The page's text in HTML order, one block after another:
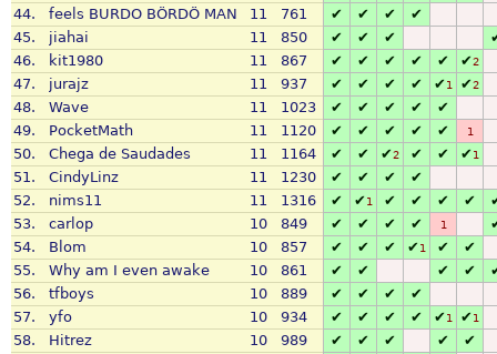
44.
feels BURDO BÖRDÖ MAN 11 761 ✔ ✔ ✔
✔
45.
jiahai 11 850 ✔ ✔ ✔
46.
kit1980 11 867 ✔ ✔ ✔ ✔ ✔ ✔2
47. jurajz 11 937 ✔ ✔ ✔ ✔ ✔1 ✔2
48. Wave 11 1023 ✔ ✔ ✔ ✔
✔
49.
PocketMath 11 1120 ✔ ✔ ✔ ✔ ✔ 1
50. Chega de Saudades 11 1164 ✔ ✔ ✔2 ✔ ✔ ✔1
51. CindyLinz 11 1230 ✔ ✔ ✔
✔
52.
nims11 11 1316 ✔ ✔1 ✔ ✔ ✔ ✔
53.
carlop 10 849 ✔ ✔ ✔ ✔ 1
54.
Blom 10 857 ✔ ✔ ✔ ✔1 ✔
✔
55.
Why am I even awake 10 861 ✔ ✔ ✔ ✔
56.
tfboys 10 889 ✔ ✔ ✔
✔
57.
yfo 10 934 ✔ ✔ ✔ ✔ ✔1 ✔1
58. Hitrez 10 989 ✔ ✔ ✔ ✔
✔